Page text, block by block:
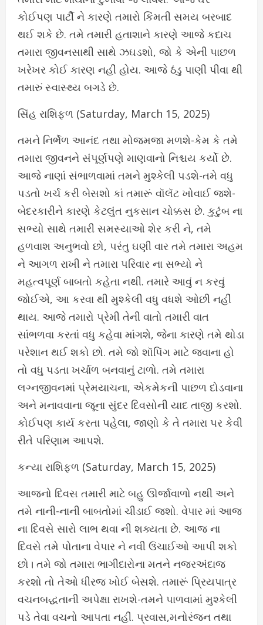
કોઈપણ પાર્ટી ને કારણે તમારો કિંમતી સમય બરબાદ
થઈ શકે છે. તમે તમારી હતાશાને કારણે આજે કદાચ
તમારા જીવનસાથી સાથે ઝઘડશો, જો કે એની પાછળ
ખરેખર કોઈ કારણ નહીં હોય. આજે ઠંડુ પાણી પીવા થી
તમારું સ્વાસ્થ્ય બગડે છે.
સિંહ રાશિફળ (Saturday, March 15, 2025)
તમને નિર્ભેળ આનંદ તથા મોજમજા મળશે-કેમ કે તમે
તમારા જીવનને સંપૂર્ણપણે માણવાનો નિશ્ચય કર્યો છે.
આજે નાણાં સંભાળવામાં તમને મુશ્કેલી પડશે-તમે વધુ
પડતો ખર્ચ કરી બેસશો કાં તમારૂં વૉલૅટ ખોવાઈ જશે-
બેદરકારીને કારણે કેટલુંત નુકસાન ચોક્કસ છે. કુટુંબ ના
સભ્યો સાથે તમારી સમસ્યાઓ શેર કરી ને, તમે
હળવાશ અનુભવો છો, પરંતુ ઘણી વાર તમે તમારા અહમ
ને આગળ રાખી ને તમારા પરિવાર ના સભ્યો ને
મહત્વપૂર્ણ બાબતો કહેતા નથી. તમારે આવું ન કરવું
જોઈએ, આ કરવા થી મુશ્કેલી વધુ વધશે ઓછી નહીં
થાય. આજે તમારો પ્રેમી તેની વાતો તમારી વાત
સાંભળવા કરતાં વધુ કહેવા માંગશે, જેના કારણે તમે થોડા
પરેશાન થઈ શકો છો. તમે જો શૉપિંગ માટે જવાના હો
તો વધુ પડતા ખર્ચાળ બનવાનું ટાળો. તમે તમારા
લગ્નજીવનમાં પ્રેમયાચના, એકમેકની પાછળ દોડવાના
અને મનાવવાના જૂના સુંદર દિવસોની યાદ તાજી કરશો.
કોઈપણ કાર્ય કરતા પહેલા, જાણો કે તે તમારા પર કેવી
રીતે પરિણામ આપશે.
કન્યા રાશિફળ (Saturday, March 15, 2025)
આજનો દિવસ તમારી માટે બહુ ઊર્જાવાળો નથી અને
તમે નાની-નાની બાબતોમાં ચીડાઈ જશો. વેપાર માં આજ
ના દિવસે સારો લાભ થવા ની શક્યતા છે. આજ ના
દિવસે તમે પોતાના વેપાર ને નવી ઉંચાઈઓ આપી શકો
છો। તમે જો તમારા ભાગીદારોના મતને નજરઅંદાજ
કરશો તો તેઓ ધીરજ ખોઈ બેસશે. તમારૂં પ્રિયપાત્ર
વચનબદ્ધતાની અપેક્ષા રાખશે-તમને પાળવામાં મુશ્કેલી
પડે તેવા વચનો આપતા નહીં. પ્રવાસ,મનોરંજન તથા